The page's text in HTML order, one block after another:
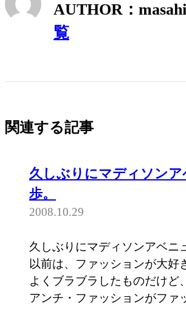
AUTHOR：
覧
関連する記事
久しぶりにマディソン
歩。
2008.10.29
久しぶりにマディソンアベニ
以前は、ファッションが大好
よくブラブラしたものだけど
アンチ・ファッションがフ